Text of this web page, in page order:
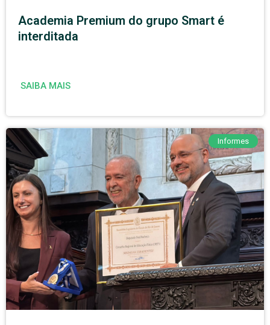
Academia Premium do grupo Smart é
interditada
SAIBA MAIS
Informes